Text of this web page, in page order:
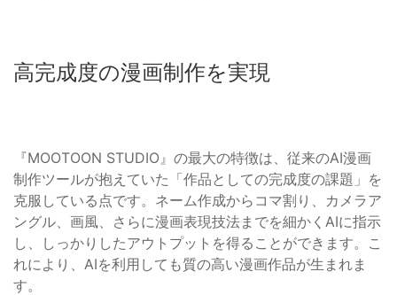
高完成度の漫画制作を実現
『MOOTOON STUDIO』の最大の特徴は、従来のAI漫画
制作ツールが抱えていた「作品としての完成度の課題」を
克服している点です。ネーム作成からコマ割り、カメラア
ングル、画風、さらに漫画表現技法までを細かくAIに指示
し、しっかりしたアウトプットを得ることができます。こ
れにより、AIを利用しても質の高い漫画作品が生まれま
す。